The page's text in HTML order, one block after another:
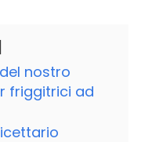
nostro
friggitrici ad